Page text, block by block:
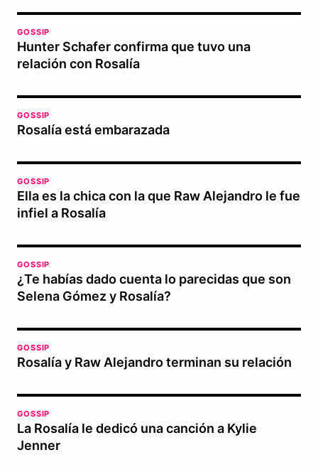
GOSSIP
Hunter Schafer confirma que tuvo una
relación con Rosalía
GOSSIP
Rosalía está embarazada
GOSSIP
Ella es la chica con la que Raw Alejandro le fue
infiel a Rosalía
GOSSIP
¿Te habías dado cuenta lo parecidas que son
Selena Gómez y Rosalía?
GOSSIP
Rosalía y Raw Alejandro terminan su relación
GOSSIP
La Rosalía le dedicó una canción a Kylie
Jenner